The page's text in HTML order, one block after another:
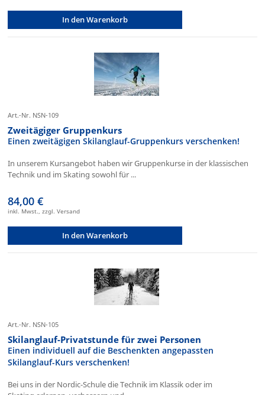
In den Warenkorb
Art.-Nr. NSN-109
Zweitägiger Gruppenkurs
Einen zweitägigen Skilanglauf-Gruppenkurs verschenken!
In unserem Kursangebot haben wir Gruppenkurse in der klassischen
Technik und im Skating sowohl für ...
84,00 €
inkl. Mwst., zzgl. Versand
In den Warenkorb
Art.-Nr. NSN-105
Skilanglauf-Privatstunde für zwei Personen
Einen individuell auf die Beschenkten angepassten
Skilanglauf-Kurs verschenken!
Bei uns in der Nordic-Schule die Technik im Klassik oder im